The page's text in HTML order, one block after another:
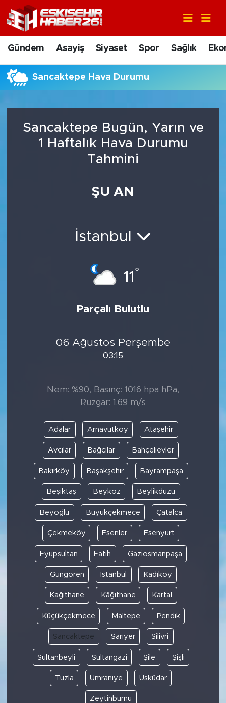
Gündem Asayiş Siyaset Spor Sağlık
Sancaktepe Hava Durumu
Sancaktepe Bugün, Yarın ve
1 Haftalık Hava Durumu
Tahmini
ŞU AN
İstanbul
11 °
Parçalı Bulutlu
06 Ağustos Perşembe
03:15
Nem: %90, Basınç: 1016 hpa hPa,
Rüzgar: 1.69 m/s
Adalar Arnavutköy Ataşehir
Avcılar Bağcılar Bahçelievler
Bakırköy Başakşehir Bayrampaşa
Beşiktaş Beykoz Beylikdüzü
Beyoğlu Büyükçekmece Çatalca
Çekmeköy Esenler Esenyurt
Eyüpsultan Fatih Gaziosmanpaşa
Güngören Istanbul Kadıköy
Kağıthane Kâğıthane Kartal
Küçükçekmece Maltepe Pendik
Sancaktepe Sarıyer Silivri
Sultanbeyli Sultangazi Şile Şişli
Tuzla Ümraniye Üsküdar
Zeytinburnu
Gündem
Asayiş
Siyaset
Sağlık
Sektör
Nöbetçi Eczaneler
Hava Durumu
Trafik Durumu
Tüm Manşetler